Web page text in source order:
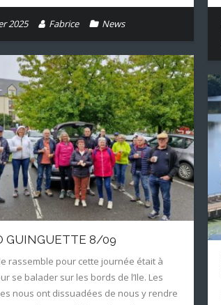
2025 Fabrice News
GUINGUETTE 8/09
rassemble pour cette journée était à
se balader sur les bords de l’Ile. Les
nous ont dissuadées de nous y rendre